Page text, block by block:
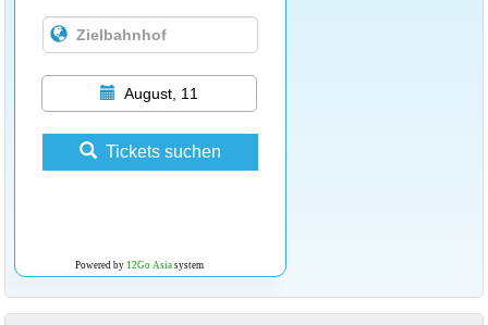
August, 11
Tickets suchen
Powered by 12Go Asiasystem